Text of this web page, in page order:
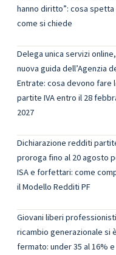
hanno diritto”: cosa spetta
come si chiede
Delega unica servizi online,
nuova guida dell’Agenzia
Entrate: cosa devono fare
partite IVA entro il 28
2027
Dichiarazione redditi
proroga fino al 20 agosto
ISA e forfettari: come
il Modello Redditi PF
Giovani liberi
ricambio generazionale si è
fermato: under 35 al 16% e